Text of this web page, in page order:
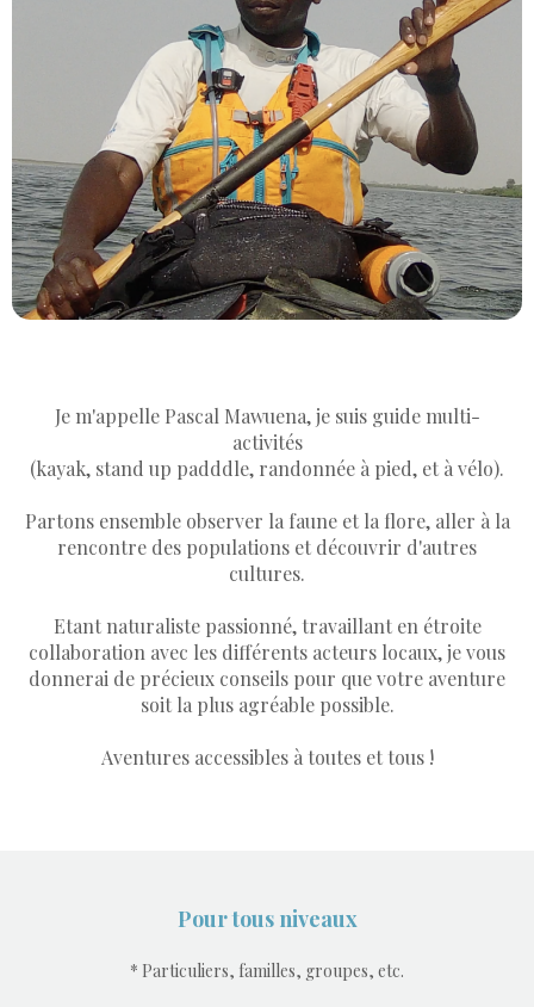
Je m'appelle Pascal Mawuena, je suis guide multi-
activités
(kayak, stand up padddle, randonnée à pied, et à vélo).
Partons ensemble observer la faune et la flore, aller à la
rencontre des populations et découvrir d'autres
cultures.
Etant naturaliste passionné, travaillant en étroite
collaboration avec les différents acteurs locaux, je vous
donnerai de précieux conseils pour que votre aventure
soit la plus agréable possible.
Aventures accessibles à toutes et tous !
Pour tous niveaux
* Particuliers, familles, groupes, etc.